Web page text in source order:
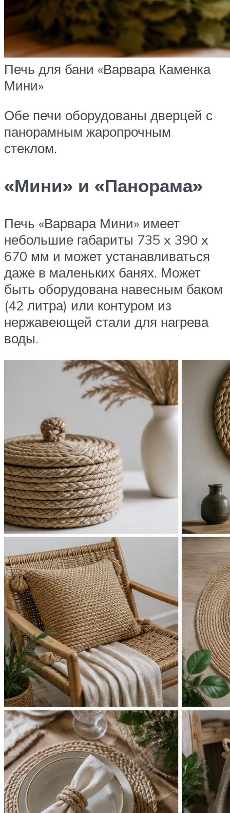
Печь для бани «Варвара Каменка
Мини»
Обе печи оборудованы дверцей с
панорамным жаропрочным
стеклом.
«Мини» и «Панорама»
Печь «Варвара Мини» имеет
небольшие габариты 735 x 390 x
670 мм и может устанавливаться
даже в маленьких банях. Может
быть оборудована навесным баком
(42 литра) или контуром из
нержавеющей стали для нагрева
воды.